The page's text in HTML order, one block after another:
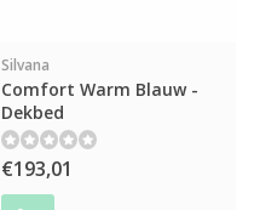
Silvana
Comfort Warm Blauw -
Dekbed
€193,01